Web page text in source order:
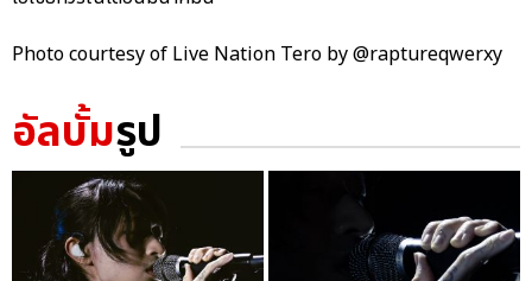
Photo courtesy of Live Nation Tero by @raptureqwerxy
อัลบั้มรูป